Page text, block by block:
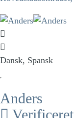
Dansk, Spansk
Anders